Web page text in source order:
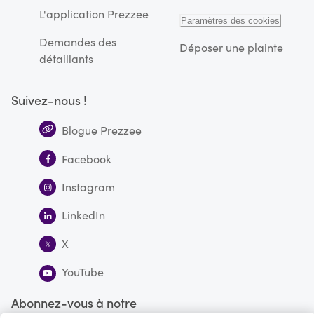
L'application Prezzee
Demandes des
détaillants
Paramètres des cookies
Déposer une plainte
Suivez-nous !
Blogue Prezzee
Facebook
Instagram
LinkedIn
X
YouTube
Abonnez-vous à notre